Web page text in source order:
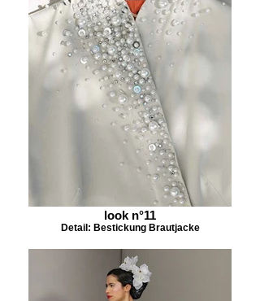
look n°11
Detail: Bestickung Brautjacke